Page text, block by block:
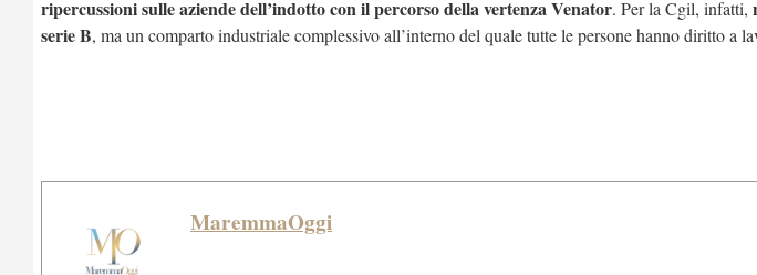
ripercussioni sulle aziende dell’indotto con il percorso della vertenza Venator. Per la Cgil, infatti,
serie B, ma un comparto industriale complessivo all’interno del quale tutte le persone hanno diritto a
MaremmaOggi